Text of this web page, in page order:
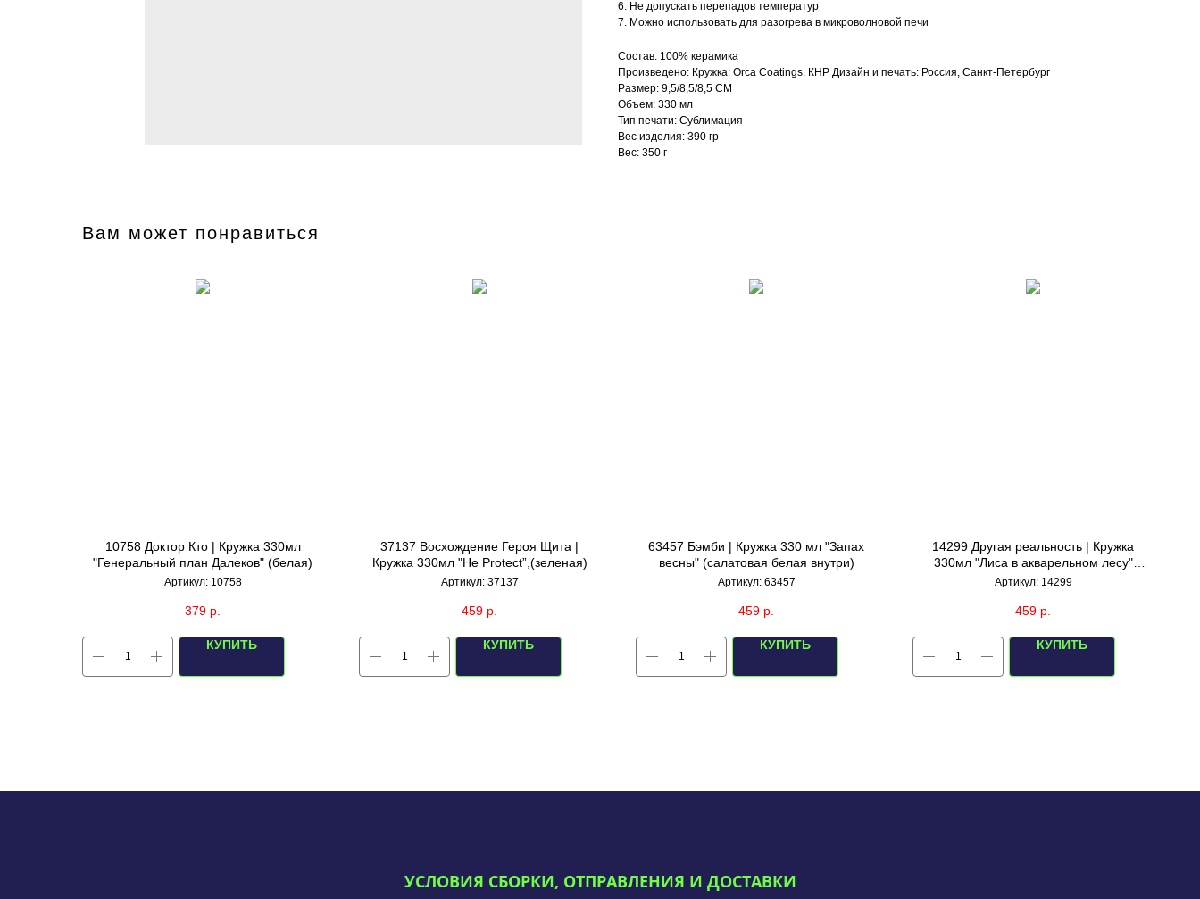
6. Не допускать перепадов температур
7. Можно использовать для разогрева в микроволновой печи
Состав: 100% керамика
Произведено: Кружка: Orca Coatings. КНР Дизайн и печать: Россия, Санкт-Петербург
Размер: 9,5/8,5/8,5 СМ
Объем: 330 мл
Тип печати: Сублимация
Вес изделия: 390 гр
Вес: 350 г
Вам может понравиться
10758 Доктор Кто | Кружка 330мл
"Генеральный план Далеков" (белая)
Артикул: 10758
379 р.
КУПИТЬ
37137 Восхождение Героя Щита |
Кружка 330мл "He Protect”,(зеленая)
Артикул: 37137
459 р.
КУПИТЬ
63457 Бэмби | Кружка 330 мл "Запах
весны" (салатовая белая внутри)
Артикул: 63457
459 р.
КУПИТЬ
14299 Другая реальность | Кружка
330мл "Лиса в акварельном лесу"
(зеленая)
Артикул: 14299
459 р.
КУПИТЬ
УСЛОВИЯ СБОРКИ, ОТПРАВЛЕНИЯ И ДОСТАВКИ